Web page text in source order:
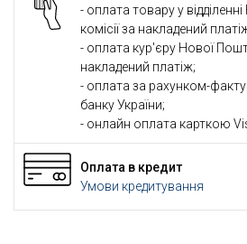
- оплата товару у
комісії за накладений
- оплата кур'єру Нової
накладений платіж;
- оплата за рахунком-
банку України;
- онлайн оплата карткою
Оплата в кредит
Умови кредитування